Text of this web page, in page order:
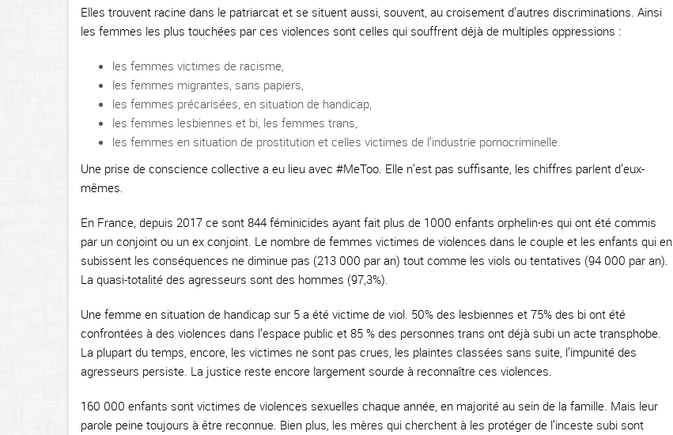
Elles trouvent racine dans le patriarcat et se situent aussi, souvent, au croisement d’autres discriminations. Ainsi
les femmes les plus touchées par ces violences sont celles qui souffrent déjà de multiples oppressions :
les femmes victimes de racisme,
les femmes migrantes, sans papiers,
les femmes précarisées, en situation de handicap,
les femmes lesbiennes et bi, les femmes trans,
les femmes en situation de prostitution et celles victimes de l’industrie pornocriminelle.
Une prise de conscience collective a eu lieu avec #MeToo. Elle n’est pas suffisante, les chiffres parlent d’eux-
mêmes.
En France, depuis 2017 ce sont 844 féminicides ayant fait plus de 1000 enfants orphelin∙es qui ont été commis
par un conjoint ou un ex conjoint. Le nombre de femmes victimes de violences dans le couple et les enfants qui en
subissent les conséquences ne diminue pas (213 000 par an) tout comme les viols ou tentatives (94 000 par an).
La quasi-totalité des agresseurs sont des hommes (97,3%).
Une femme en situation de handicap sur 5 a été victime de viol. 50% des lesbiennes et 75% des bi ont été
confrontées à des violences dans l’espace public et 85 % des personnes trans ont déjà subi un acte transphobe.
La plupart du temps, encore, les victimes ne sont pas crues, les plaintes classées sans suite, l’impunité des
agresseurs persiste. La justice reste encore largement sourde à reconnaître ces violences.
160 000 enfants sont victimes de violences sexuelles chaque année, en majorité au sein de la famille. Mais leur
parole peine toujours à être reconnue. Bien plus, les mères qui cherchent à les protéger de l’inceste subi sont